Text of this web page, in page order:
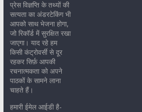
प्रेस विज्ञप्ति के तथ्यों की
सत्यता का अंडरटेकिंग भी
आपको साथ भेजना होगा,
जो रिकॉर्ड में सुरक्षित रखा
जाएगा। याद रहे हम
किसी कंट्रोवर्सी से दूर
रहकर सिर्फ़ आपकी
रचनात्मकता को अपने
पाठकों के सामने लाना
चाहते हैं।
हमारी ईमेल आईडी है-